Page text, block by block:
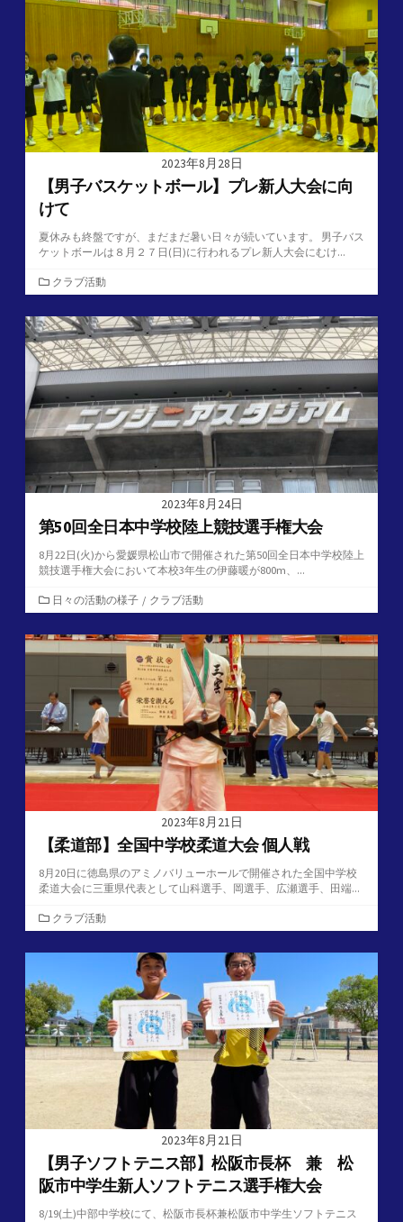
ー
2023年8月28日
【男子バスケットボール】プレ新人大会に向
けて
夏休みも終盤ですが、まだまだ暑い日々が続いています。 男子バス
ケットボールは８月２７日(日)に行われるプレ新人大会にむけ...
カ
テ
ゴ
リ
ー
クラブ活動
2023年8月24日
第50回全日本中学校陸上競技選手権大会
8月22日(火)から愛媛県松山市で開催された第50回全日本中学校陸上
競技選手権大会において本校3年生の伊藤暖が800m、...
カ
テ
ゴ
リ
日々の活動の様子 / クラブ活動
2023年8月21日
【柔道部】全国中学校柔道大会 個人戦
8月20日に徳島県のアミノバリューホールで開催された全国中学校
柔道大会に三重県代表として山科選手、岡選手、広瀬選手、田端...
カ
テ
ゴ
ー
クラブ活動
2023年8月21日
【男子ソフトテニス部】松阪市長杯 兼 松
阪市中学生新人ソフトテニス選手権大会
8/19(土)中部中学校にて、松阪市長杯兼松阪市中学生ソフトテニス